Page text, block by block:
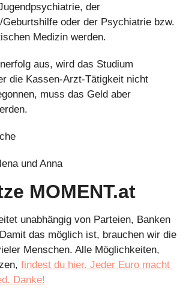
der
Geburtshilfe oder der Psychiatrie bzw.
Medizin werden.
aus, wird das Studium
die Kassen-Arzt-Tätigkeit nicht
muss das Geld aber
und Anna
MOMENT.at
unabhängig von Parteien, Banken
das möglich ist, brauchen wir die
Menschen. Alle Möglichkeiten,
findest du hier. Jeder Euro macht
Danke!